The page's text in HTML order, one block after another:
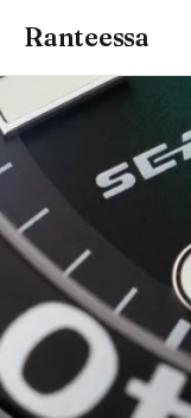
Ranteessa